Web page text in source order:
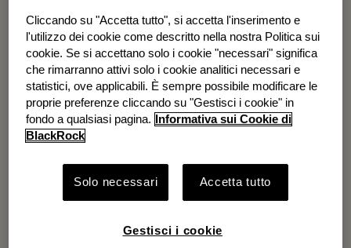
Cliccando su "Accetta tutto", si accetta l'inserimento e
l'utilizzo dei cookie come descritto nella nostra Politica sui
cookie. Se si accettano solo i cookie "necessari" significa
che rimarranno attivi solo i cookie analitici necessari e
statistici, ove applicabili. È sempre possibile modificare le
proprie preferenze cliccando su "Gestisci i cookie" in
fondo a qualsiasi pagina.
Informativa sui Cookie di
BlackRock
Solo necessari Accetta tutto
Gestisci i cookie